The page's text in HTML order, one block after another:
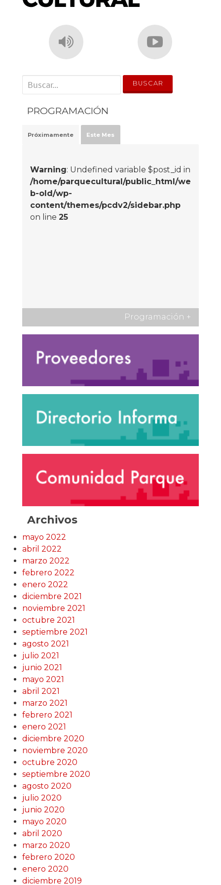
' . __('Search for:') . '
PROGRAMACIÓN
Próximamente Este Mes
Warning: Undefined variable $post_id in
/home/parquecultural/public_html/we
b-old/wp-
content/themes/pcdv2/sidebar.php
on line 25
Programación +
Archivos
mayo 2022
abril 2022
marzo 2022
febrero 2022
enero 2022
diciembre 2021
noviembre 2021
octubre 2021
septiembre 2021
agosto 2021
julio 2021
junio 2021
mayo 2021
abril 2021
marzo 2021
febrero 2021
enero 2021
diciembre 2020
noviembre 2020
octubre 2020
septiembre 2020
agosto 2020
julio 2020
junio 2020
mayo 2020
abril 2020
marzo 2020
febrero 2020
enero 2020
diciembre 2019